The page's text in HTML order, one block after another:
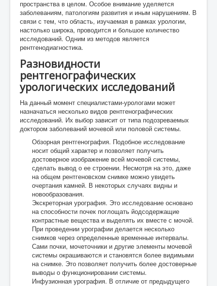
пространства в целом. Особое внимание уделяется
заболеваниям, патологиям развития и иным нарушениям. В
связи с тем, что область, изучаемая в рамках урологии,
настолько широка, проводится и большое количество
исследований. Одним из методов является
рентгенодиагностика.
Разновидности
рентгенографических
урологических исследований
На данный момент специалистами-урологами может
назначаться несколько видов рентгенографических
исследований. Их выбор зависит от типа подозреваемых
доктором заболеваний мочевой или половой системы.
Обзорная рентгенография. Подобное исследование
носит общий характер и позволяет получить
достоверное изображение всей мочевой системы,
сделать вывод о ее строении. Несмотря на это, даже
на общем рентгеновском снимке можно увидеть
очертания камней. В некоторых случаях видны и
новообразования.
Экскреторная урография. Это исследование основано
на способности почек поглощать йодсодержащие
контрастные вещества и выделять их вместе с мочой.
При проведении урографии делается несколько
снимков через определенные временные интервалы.
Сами почки, мочеточники и другие элементы мочевой
системы окрашиваются и становятся более видимыми
на снимке. Это позволяет получить более достоверные
выводы о функционировании системы.
Инфузионная урография. В отличие от предыдущего